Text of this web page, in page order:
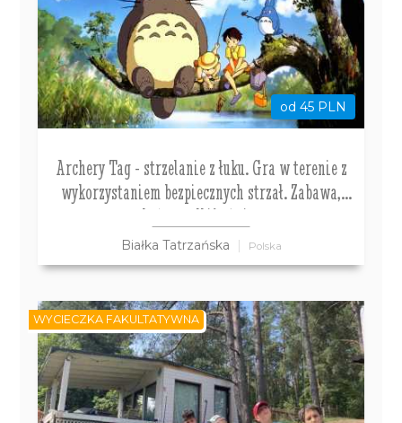
od 45 PLN
Archery Tag - strzelanie z łuku. Gra w terenie z
wykorzystaniem bezpiecznych strzał. Zabawa,
która podbija świat
Białka Tatrzańska Polska
WYCIECZKA FAKULTATYWNA